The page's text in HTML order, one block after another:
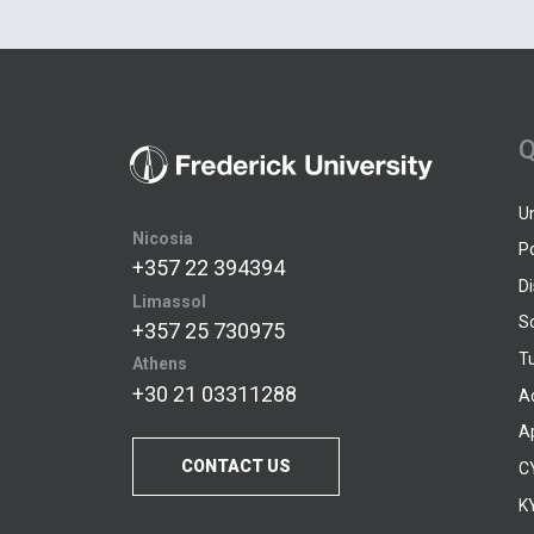
Nicosia
+357 22 394394
Limassol
+357 25 730975
Athens
+30 21 03311288
CONTACT US